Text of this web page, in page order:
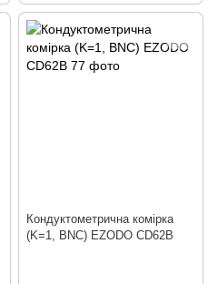
Кондуктометрична комірка
(K=1, BNC) EZODO CD62B